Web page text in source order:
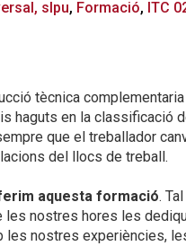
slpu, Formació, ITC
tècnica
haguts en la classificació
que el treballador
del llocs de treball.
aquesta formació.
nostres hores les
les nostres experiències,